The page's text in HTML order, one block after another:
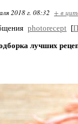
2018 г. 08:32 + в
photorecept [
лучших